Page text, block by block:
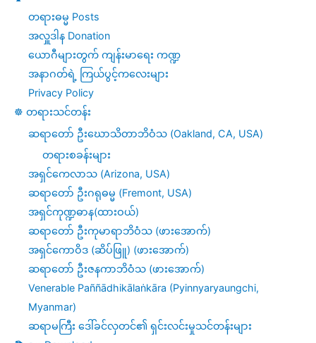
တရားဓမ္မ Posts
အလှူဒါန Donation
ယောဂီများတွက် ကျန်းမာရေး ကဏ္ဍ
အနာဂတ်ရဲ့ ကြယ်ပွင့်ကလေးများ
Privacy Policy
☸️ တရားသင်တန်း
ဆရာတော် ဦးဃောသိတာဘိဝံသ (Oakland, CA, USA)
တရားစခန်းများ
အရှင်ကေလာသ (Arizona, USA)
ဆရာတော် ဦးဂရုဓမ္မ (Fremont, USA)
အရှင်ကုဏ္ဍဓာန(ထားဝယ်)
ဆရာတော် ဦးကုမာရာဘိဝံသ (ဖားအောက်)
အရှင်ကောဝိဒ (ဆိပ်ဖြူ) (ဖားအောက်)
ဆရာတော် ဦးဇနကာဘိဝံသ (ဖားအောက်)
Venerable Paññādhikālaṅkāra (Pyinnyaryaungchi,
Myanmar)
ဆရာမကြီး ဒေါ်ခင်လှတင်၏ ရှင်းလင်းမှုသင်တန်းများ